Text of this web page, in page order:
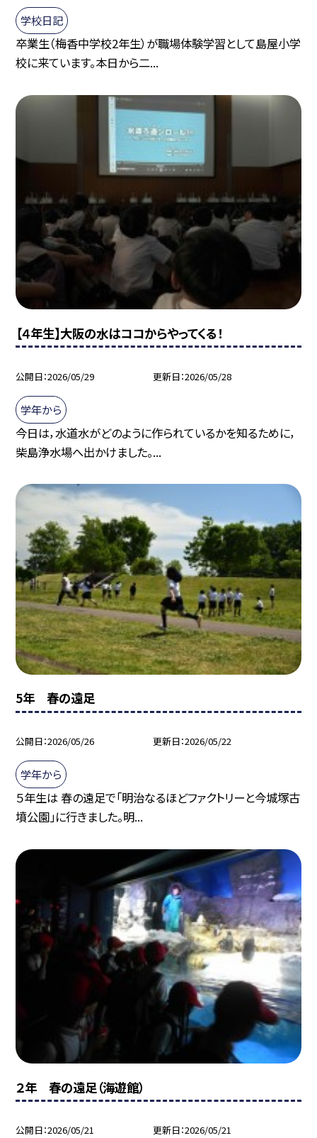
学校日記
卒業生（梅香中学校2年生）が職場体験学習として島屋小学
校に来ています。本日から二...
【４年生】大阪の水はココからやってくる！
公開日 2026/05/29 更新日 2026/05/28
学年から
今日は，水道水がどのように作られているかを知るために，
柴島浄水場へ出かけました。...
5年 春の遠足
公開日 2026/05/26 更新日 2026/05/22
学年から
５年生は 春の遠足で「明治なるほどファクトリーと今城塚古
墳公園」に行きました。明...
２年 春の遠足（海遊館）
公開日 2026/05/21 更新日 2026/05/21